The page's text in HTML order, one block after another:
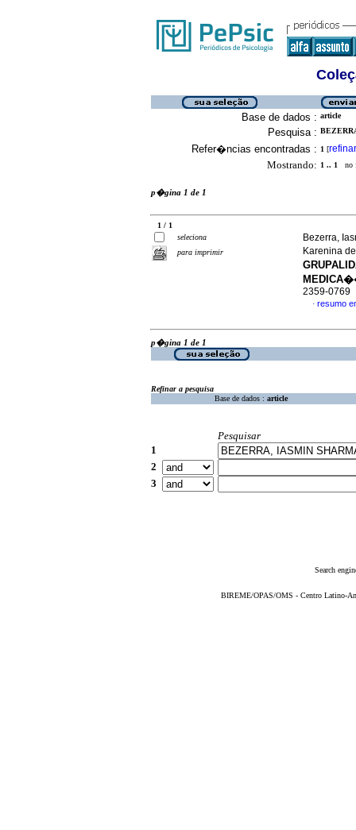
Base de dados : article
Pesquisa :
Refer�ncias encontradas : 1 [refinar
Mostrando: 1 .. 1 no
p�gina 1 de 1
1 / 1
seleciona
para imprimir
Bezerra,
Karenina
2359-0769
· resumo
p�gina 1 de 1
Refinar a pesquisa
Base de dados : article
Pesquisar
1
2
3
Search
BIREME/OPAS/OMS - Centro Latino-